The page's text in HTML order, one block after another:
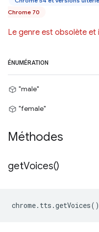
Chrome 70
Le genre est obsolète et
ÉNUMÉRATION
"male"
"female"
Méthodes
getVoices()
chrome. tts .getVoices()